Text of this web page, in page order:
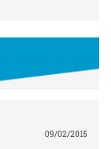
09/02/2015